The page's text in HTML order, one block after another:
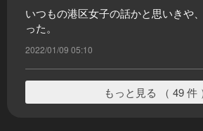
いつもの港区女子の話かと思いきや
った。
2022/01/09 05:10
もっと見る （ 49 件